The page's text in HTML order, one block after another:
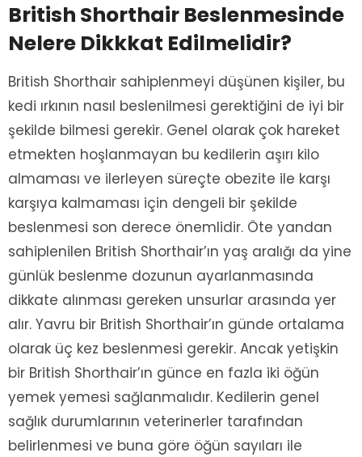
British Shorthair Beslenmesinde
Nelere Dikkkat Edilmelidir?
British Shorthair sahiplenmeyi düşünen kişiler, bu
kedi ırkının nasıl beslenilmesi gerektiğini de iyi bir
şekilde bilmesi gerekir. Genel olarak çok hareket
etmekten hoşlanmayan bu kedilerin aşırı kilo
almaması ve ilerleyen süreçte obezite ile karşı
karşıya kalmaması için dengeli bir şekilde
beslenmesi son derece önemlidir. Öte yandan
sahiplenilen British Shorthair’ın yaş aralığı da yine
günlük beslenme dozunun ayarlanmasında
dikkate alınması gereken unsurlar arasında yer
alır. Yavru bir British Shorthair’ın günde ortalama
olarak üç kez beslenmesi gerekir. Ancak yetişkin
bir British Shorthair’ın günce en fazla iki öğün
yemek yemesi sağlanmalıdır. Kedilerin genel
sağlık durumlarının veterinerler tarafından
belirlenmesi ve buna göre öğün sayıları ile